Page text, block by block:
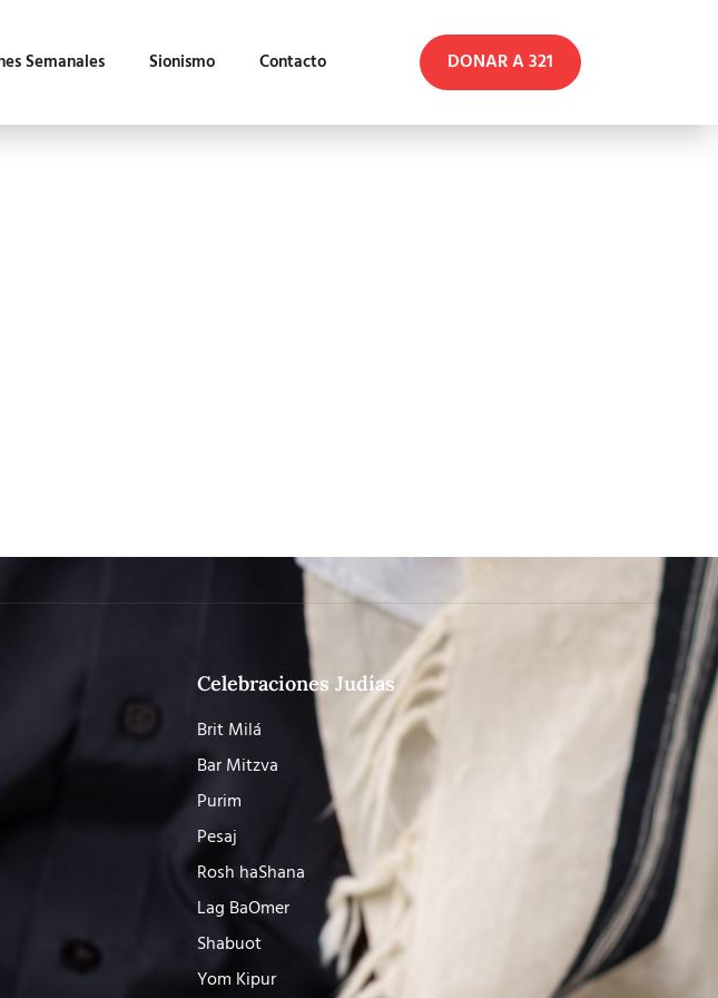
Semanales Sionismo Contacto DONAR A 321
Celebraciones Judías
Brit Milá
Bar Mitzva
Purim
Pesaj
Rosh haShana
Lag BaOmer
Shabuot
Yom Kipur